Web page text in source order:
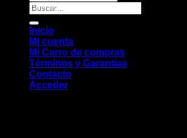
Buscar
por:
Inicio
Mi cuenta
Mi Carro de compras
Términos y Garantías
Contacto
Acceder